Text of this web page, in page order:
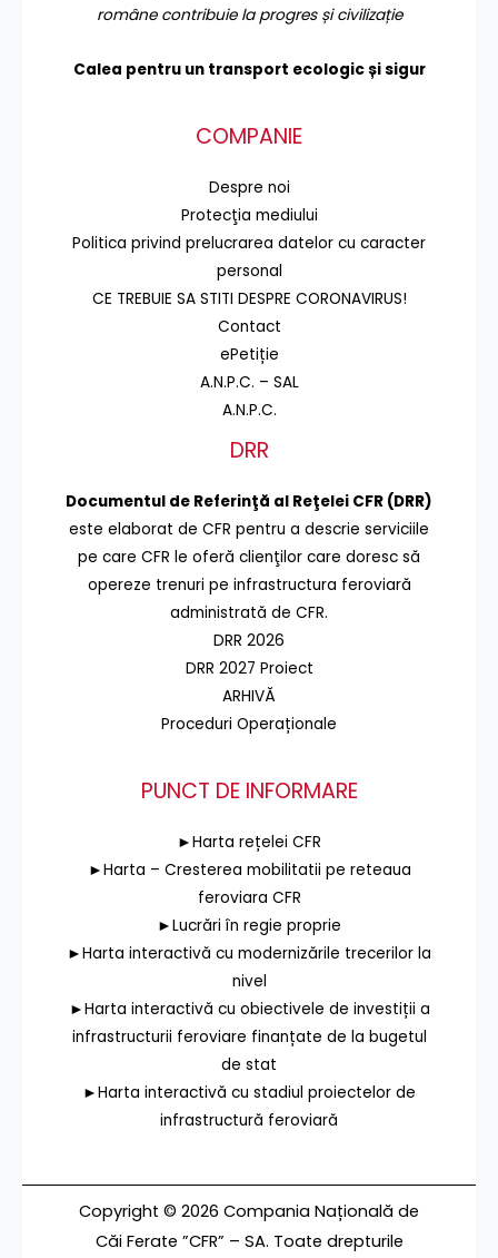
române contribuie la progres și civilizație
Calea pentru un transport ecologic și sigur
COMPANIE
Despre noi
Protecţia mediului
Politica privind prelucrarea datelor cu caracter
personal
CE TREBUIE SA STITI DESPRE CORONAVIRUS!
Contact
ePetiție
A.N.P.C. – SAL
A.N.P.C.
DRR
Documentul de Referinţă al Reţelei CFR (DRR)
este elaborat de CFR pentru a descrie serviciile
pe care CFR le oferă clienţilor care doresc să
opereze trenuri pe infrastructura feroviară
administrată de CFR.
DRR 2026
DRR 2027 Proiect
ARHIVĂ
Proceduri Operaționale
PUNCT DE INFORMARE
►Harta rețelei CFR
►Harta – Cresterea mobilitatii pe reteaua
feroviara CFR
►Lucrări în regie proprie
►Harta interactivă cu modernizările trecerilor la
nivel
►Harta interactivă cu obiectivele de investiții a
infrastructurii feroviare finanțate de la bugetul
de stat
►Harta interactivă cu stadiul proiectelor de
infrastructură feroviară
Copyright © 2026 Compania Națională de
Căi Ferate ”CFR” – SA. Toate drepturile